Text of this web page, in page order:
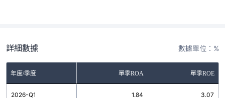
詳細數據 數據單位：%
年度/季度 單季ROA 單季ROE
2026-Q1 1.84 3.07